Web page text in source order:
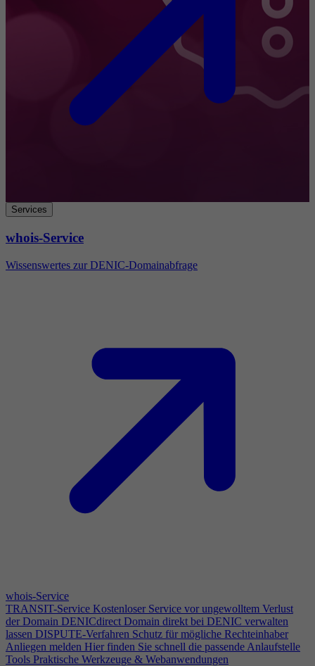
Services
whois-Service
Wissenswertes zur DENIC-Domainabfrage
whois-Service
TRANSIT-Service Kostenloser Service vor ungewolltem Verlust
der Domain DENICdirect Domain direkt bei DENIC verwalten
lassen DISPUTE-Verfahren Schutz für mögliche Rechteinhaber
Anliegen melden Hier finden Sie schnell die passende Anlaufstelle
Tools Praktische Werkzeuge & Webanwendungen